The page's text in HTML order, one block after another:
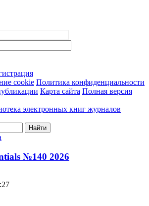
cookie Политика конфиденциальности
Карта сайта Полная версия
электронных книг журналов
Найти
№140 2026